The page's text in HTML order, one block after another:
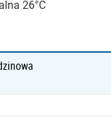
26°C